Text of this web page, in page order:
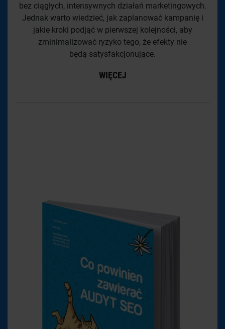
bez ciągłych, intensywnych działań marketingowych.
Jednak warto wiedzieć, jak zaplanować kampanię i
jakie kroki podjąć w pierwszej kolejności, aby
zminimalizować ryzyko tego, że efekty nie
będą satysfakcjonujące.
WIĘCEJ